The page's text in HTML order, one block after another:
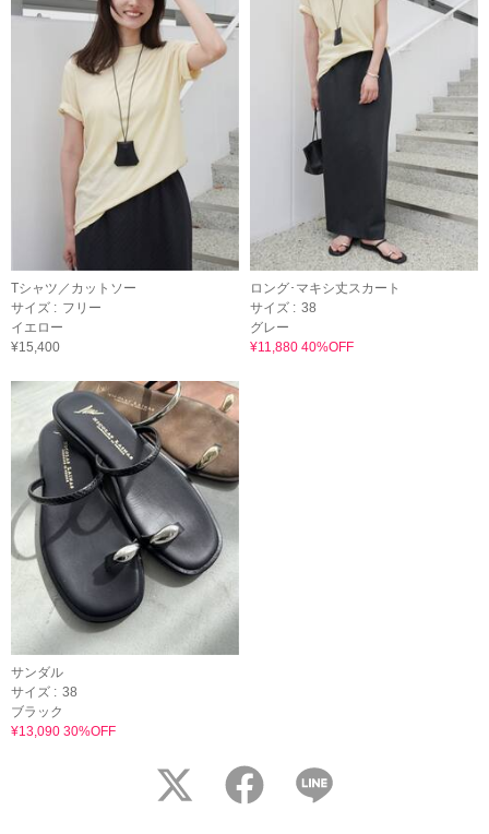
Tシャツ／カットソー
サイズ : フリー
イエロー
¥15,400
ロング･マキシ丈スカート
サイズ : 38
グレー
¥11,880 40%OFF
サンダル
サイズ : 38
ブラック
¥13,090 30%OFF
twitter facebook